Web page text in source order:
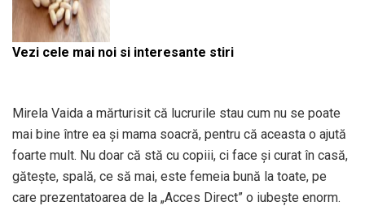
Vezi cele mai noi si interesante stiri
Mirela Vaida a mărturisit că lucrurile stau cum nu se poate
mai bine între ea și mama soacră, pentru că aceasta o ajută
foarte mult. Nu doar că stă cu copiii, ci face şi curat în casă,
găteşte, spală, ce să mai, este femeia bună la toate, pe
care prezentatoarea de la „Acces Direct” o iubeşte enorm.